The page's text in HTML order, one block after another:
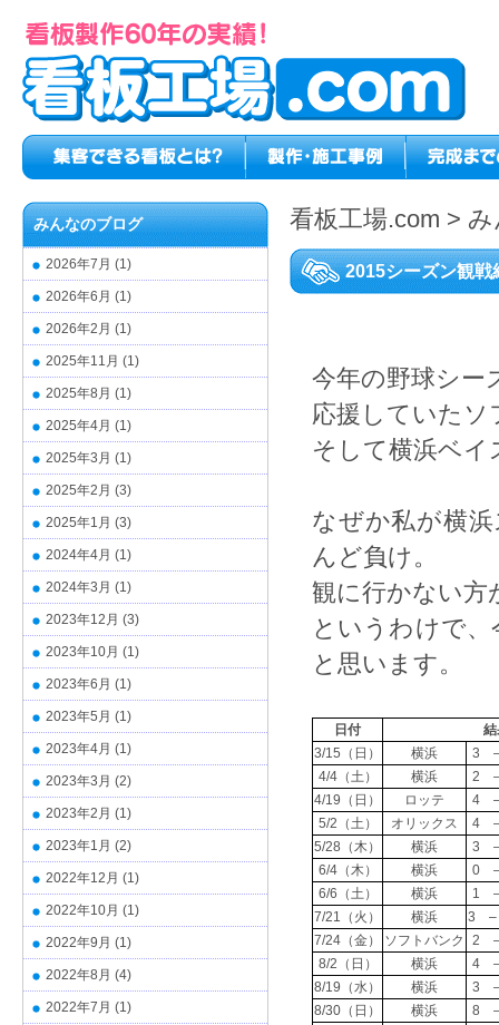
看板工場.com >
2015シーズン観戦
今年の野球シー
応援していたソ
そして横浜ベ
なぜか私が横
んど負け。
観に行かない
というわけで
と思います。
日付
3/15（日）
横浜
3
4/4（土）
横浜
2
4/19（日）
ロッテ
4
5/2（土）
オリックス
4
5/28（木）
横浜
3
6/4（木）
横浜
0
6/6（土）
横浜
1
7/21（火）
横浜
3
7/24（金）
ソフトバンク
2
8/2（日）
横浜
4
8/19（水）
横浜
3
8/30（日）
横浜
8
みんなのブログ
2026年7月 (1)
2026年6月 (1)
2026年2月 (1)
2025年11月 (1)
2025年8月 (1)
2025年4月 (1)
2025年3月 (1)
2025年2月 (3)
2025年1月 (3)
2024年4月 (1)
2024年3月 (1)
2023年12月 (3)
2023年10月 (1)
2023年6月 (1)
2023年5月 (1)
2023年4月 (1)
2023年3月 (2)
2023年2月 (1)
2023年1月 (2)
2022年12月 (1)
2022年10月 (1)
2022年9月 (1)
2022年8月 (4)
2022年7月 (1)